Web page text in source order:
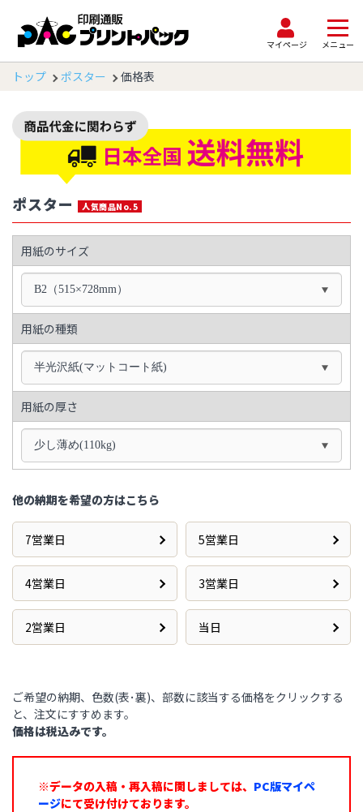
マイページ メニュー
トップ ポスター 価格表
ポスター 人気商品No.5
用紙のサイズ
B2（515×728mm）
用紙の種類
半光沢紙(マットコート紙)
用紙の厚さ
少し薄め(110kg)
他の納期を希望の方はこちら
7営業日 5営業日
4営業日 3営業日
2営業日 当日
ご希望の納期、色数(表･裏)、部数に該当する価格をクリックする
と、注文にすすめます。
価格は税込みです。
※データの入稿・再入稿に関しましては、 PC版マイペ
ージにて受け付けております。